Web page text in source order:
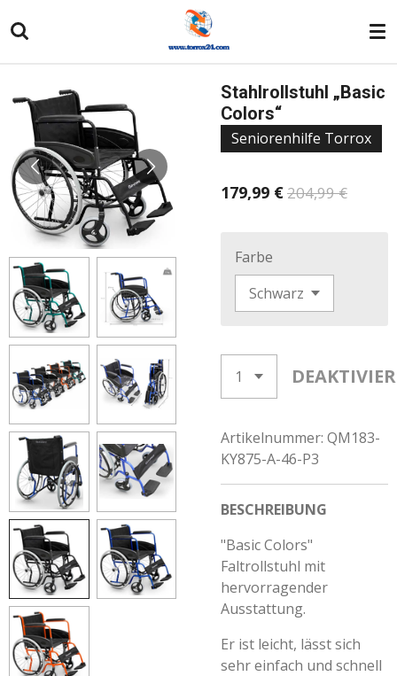
Hauptinhalt
Stahlrollstuhl „Basic
Colors“
Seniorenhilfe Torrox
179,99 €204,99 €
Farbe
Artikelnummer: QM183-
KY875-A-46-P3
BESCHREIBUNG
"Basic Colors"
Faltrollstuhl mit
hervorragender
Ausstattung.
Er ist leicht, lässt sich
sehr einfach und schnell